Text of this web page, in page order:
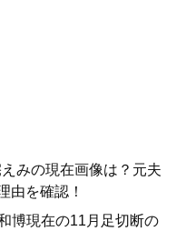
みの現在画像は？元夫
由を確認！
博現在の11月足切断の